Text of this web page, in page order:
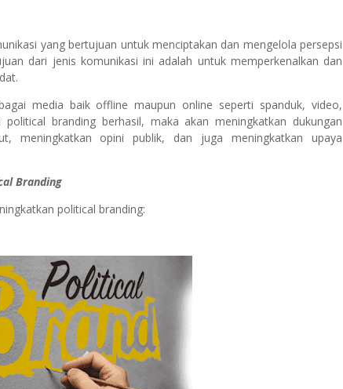
yang bertujuan untuk menciptakan dan mengelola persepsi
dari jenis komunikasi ini adalah untuk memperkenalkan dan
media baik offline maupun online seperti spanduk, video,
branding berhasil, maka akan meningkatkan dukungan
meningkatkan opini publik, dan juga meningkatkan upaya
Branding
political branding: